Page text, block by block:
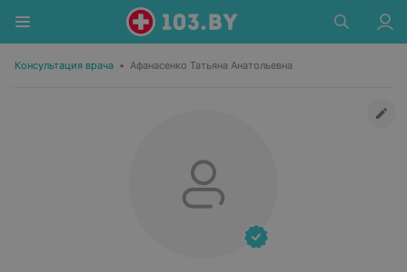
Консультация врача • Афанасенко Татьяна Анатольевна